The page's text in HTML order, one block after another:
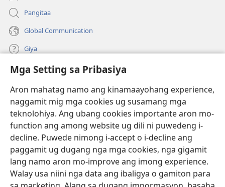
Mga Setting sa Pribasiya
Aron mahatag namo ang kinamaayohang experience,
naggamit mig mga cookies ug susamang mga
teknolohiya. Ang ubang cookies importante aron mo-
function ang among website ug dili ni puwedeng i-
decline. Puwede nimong i-accept o i-decline ang
paggamit ug dugang nga mga cookies, nga gigamit
lang namo aron mo-improve ang imong experience.
Walay usa niini nga data ang ibaligya o gamiton para
Pangitaa
Global Communication
Giya
Donasyon
(mo-
open
bag-
ong
window)
Watchtower ONLINE NGA LIBRARYA
(mo-
open
ug
bag-
window)
JW Hub
(mo-
open
ug
bag-
ong
window)
JW Library
Watchtower Library